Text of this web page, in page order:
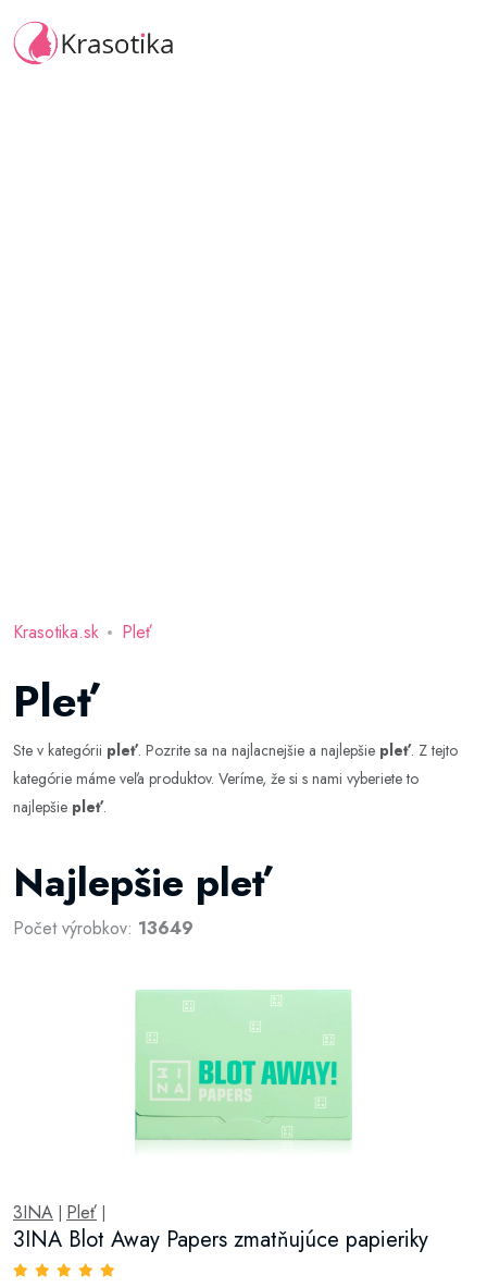
Krasotika.sk Pleť
Pleť
Ste v kategórii pleť. Pozrite sa na najlacnejšie a najlepšie pleť. Z tejto
kategórie máme veľa produktov. Veríme, že si s nami vyberiete to
najlepšie pleť.
Najlepšie pleť
Počet výrobkov: 13649
3INA Pleť
3INA Blot Away Papers zmatňujúce papieriky